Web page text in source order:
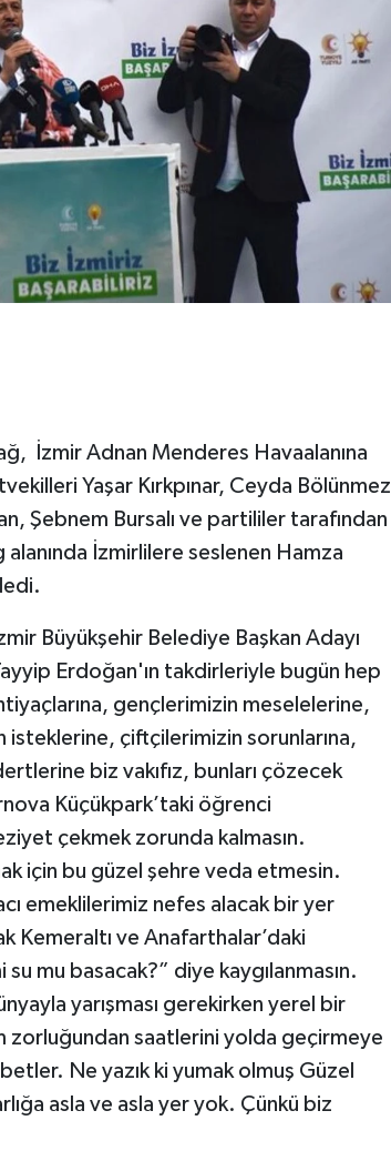
İzmir Adnan Menderes Havaalanına
Yaşar Kırkpınar, Ceyda Bölünmez
Şebnem Bursalı ve partililer tarafından
alanında İzmirlilere seslenen Hamza
Büyükşehir Belediye Başkan Adayı
Erdoğan'ın takdirleriyle bugün hep
gençlerimizin meselelerine,
isteklerine, çiftçilerimizin sorunlarına,
biz vakıfız, bunları çözecek
Küçükpark’taki öğrenci
çekmek zorunda kalmasın.
için bu güzel şehre veda etmesin.
emeklilerimiz nefes alacak bir yer
Kemeraltı ve Anafarthalar’daki
su mu basacak?” diye kaygılanmasın.
yarışması gerekirken yerel bir
zorluğundan saatlerini yolda geçirmeye
Ne yazık ki yumak olmuş Güzel
asla ve asla yer yok. Çünkü biz